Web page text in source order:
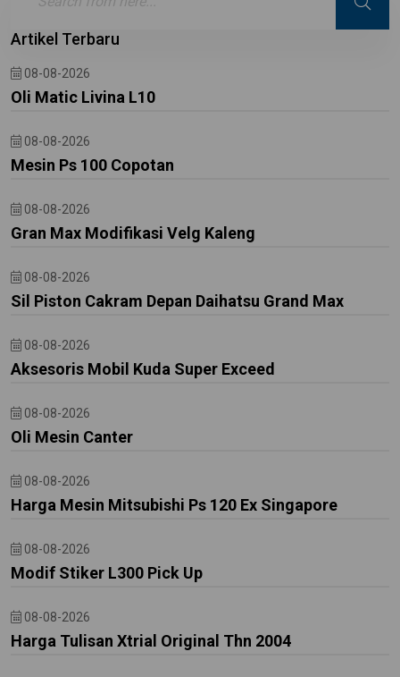
Artikel Terbaru
08-08-2026
Oli Matic Livina L10
08-08-2026
Mesin Ps 100 Copotan
08-08-2026
Gran Max Modifikasi Velg Kaleng
08-08-2026
Sil Piston Cakram Depan Daihatsu Grand Max
08-08-2026
Aksesoris Mobil Kuda Super Exceed
08-08-2026
Oli Mesin Canter
08-08-2026
Harga Mesin Mitsubishi Ps 120 Ex Singapore
08-08-2026
Modif Stiker L300 Pick Up
08-08-2026
Harga Tulisan Xtrial Original Thn 2004